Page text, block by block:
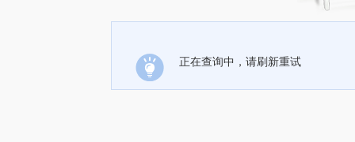
正在查询中，请刷新重试